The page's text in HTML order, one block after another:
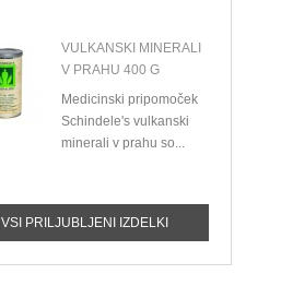
VULKANSKI MINERALI
V PRAHU 400 G
Medicinski pripomoček
Schindele's vulkanski
minerali v prahu so...
VSI PRILJUBLJENI IZDELKI